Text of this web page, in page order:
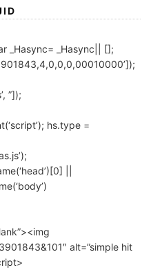
_Hasync= _Hasync|| [];
”]);
hs.type =
||
alt=”simple hit